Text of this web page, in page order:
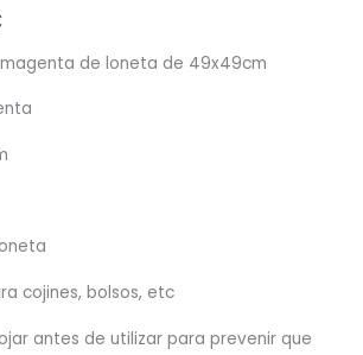
El
precio
actual
es:
magenta de loneta de 49x49cm
cojines, bolsos, etc
antes de utilizar para prevenir que